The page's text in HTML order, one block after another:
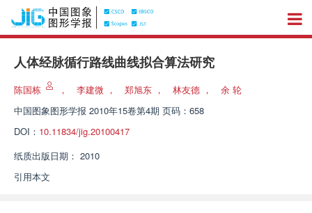
人体经脉循行路线曲线拟合算法研究
陈国栋 ， 李建微 ， 郑旭东 ， 林友德 ，
余 轮
中国图象图形学报 2010年15卷第4期 页码：658
DOI： 10.11834/jig.20100417
纸质出版日期： 2010
引用本文